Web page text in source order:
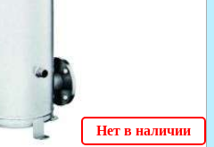
Нет в наличии